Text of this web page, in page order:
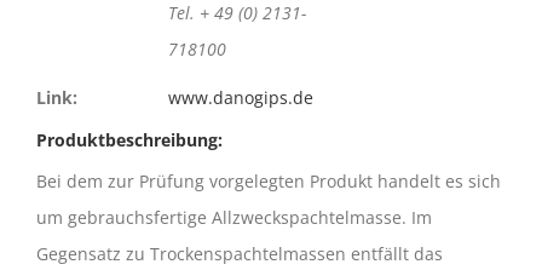
Tel. + 49 (0) 2131-
718100
Link:
www.danogips.de
Produktbeschreibung:
Bei dem zur Prüfung vorgelegten Produkt handelt es sich
um gebrauchsfertige Allzweckspachtelmasse. Im
Gegensatz zu Trockenspachtelmassen entfällt das